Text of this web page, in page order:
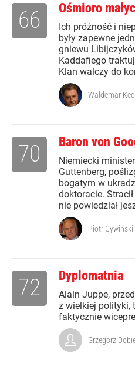
Ośmioro
Ich próżność i
były zapewne
gniewu
Kaddafiego
Klan walczy do
66
Waldemar
Baron von
Niemiecki
Guttenberg,
bogatym w
doktoracie.
nie powiedział
70
Piotr Cywiński
Dyplomatnia
Alain Juppe,
z wielkiej polityki,
faktycznie
72
Grzegorz